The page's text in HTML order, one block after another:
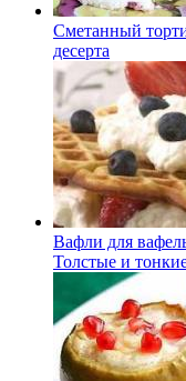
Сметанный
десерта
Вафли для
Толстые и